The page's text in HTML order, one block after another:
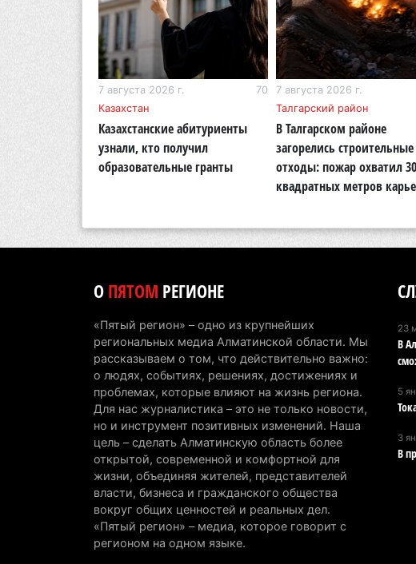
7 августа 2026 г.
70
Казахстан
Казахстанские абитуриенты
узнали, кто получил
образовательные гранты
7 августа 2026 г.
Талгарский район
В Талгарском районе
загорелись строительные
отходы: пожар охватил
квадратных метров
ОПЯТОМ РЕГИОНЕ
«Пятый регион» – одно из крупнейших
региональных медиа Алматинской области. Мы
рассказываем о том, что действительно важно:
о людях, событиях, решениях, достижениях и
проблемах, которые влияют на жизнь региона.
Для нас журналистика – это не только новости,
но и инструмент позитивных изменений. Наша
цель – сделать Алматинскую область более
открытой, современной и комфортной для
жизни, объединяя жителей, представителей
власти, бизнеса и гражданского общества
вокруг общих ценностей и реальных дел.
«Пятый регион» – медиа, которое говорит с
регионом на одном языке.
23
В
5
3
В